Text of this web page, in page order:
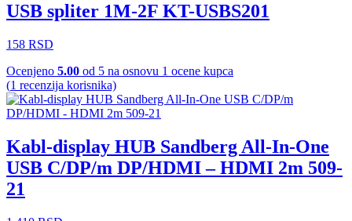
USB spliter 1M-2F KT-USBS201
158 RSD
Ocenjeno 5.00 od 5 na osnovu 1 ocene kupca
(1 recenzija korisnika)
Kabl-display HUB Sandberg All-In-One
USB C/DP/m DP/HDMI – HDMI 2m 509-
21